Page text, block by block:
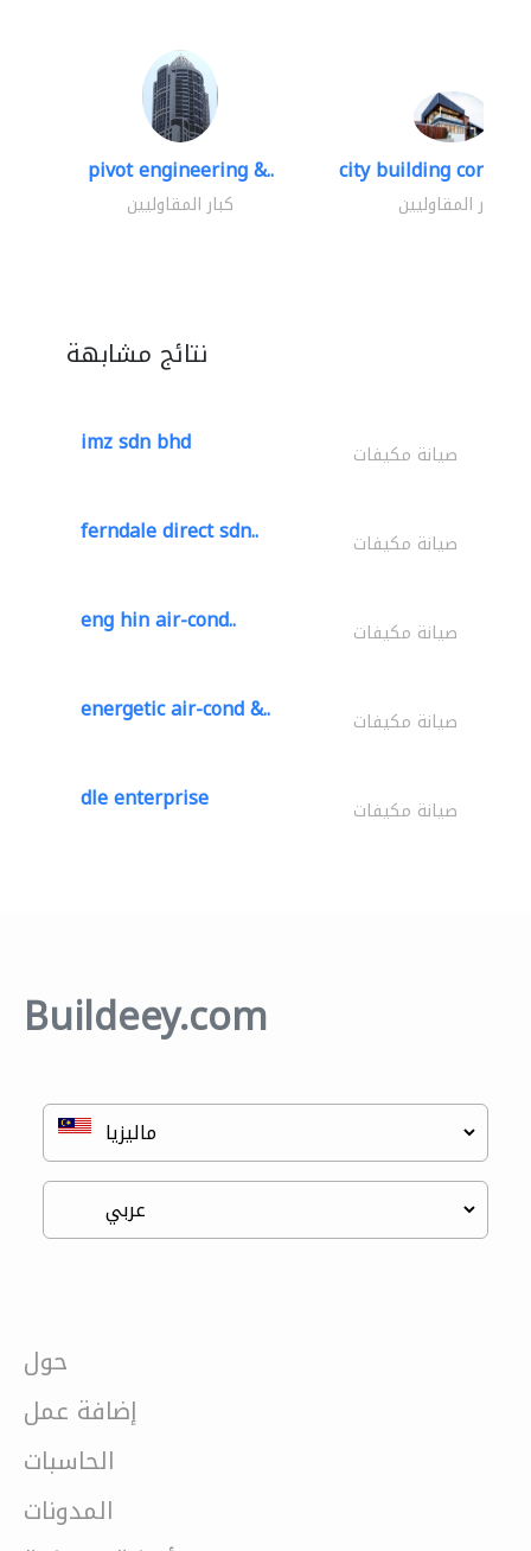
pivot engineering &..
كبار المقاوليين
city building
كبار المقاوليين
نتائج مشابهة
imz sdn bhd صيانة مكيفات
ferndale direct sdn.. صيانة مكيفات
eng hin air-cond.. صيانة مكيفات
energetic air-cond &.. صيانة مكيفات
dle enterprise صيانة مكيفات
Buildeey.com
حول
إضافة عمل
الحاسبات
المدونات